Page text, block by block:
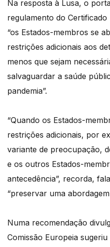
Na resposta à Lusa, o
regulamento do
“os Estados-membros se
restrições adicionais aos
menos que sejam
salvaguardar a saúde
pandemia”.
“Quando os Estados-
restrições adicionais, por
variante de preocupação,
e os outros Estados-
antecedência”, recorda,
“preservar uma
Numa recomendação
Comissão Europeia